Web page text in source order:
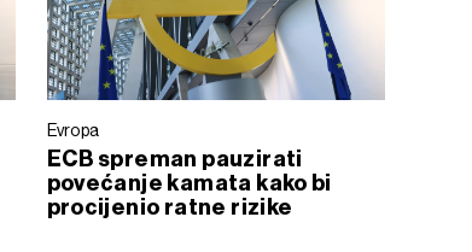
Evropa
ECB spreman pauzirati
povećanje kamata kako bi
procijenio ratne rizike